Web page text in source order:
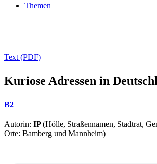
Themen
Text (PDF)
Kuriose Adressen in
B2
Autorin: IP(Hölle, Straßennamen, Stadtrat,
Orte: Bamberg und Mannheim)